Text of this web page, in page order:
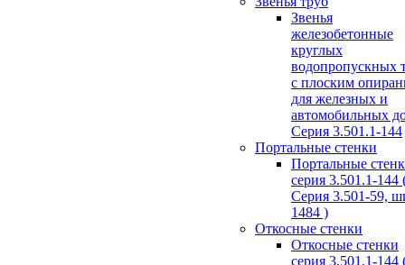
Звенья
железобетонные
круглых
водопропускных
с плоским
для железных и
автомобильных
Серия 3.501.1-144
Портальные стенки
Портальные
серия 3.501.1-144
Серия 3.501-59,
1484 )
Откосные стенки
Откосные стенки
серия 3.501.1-144